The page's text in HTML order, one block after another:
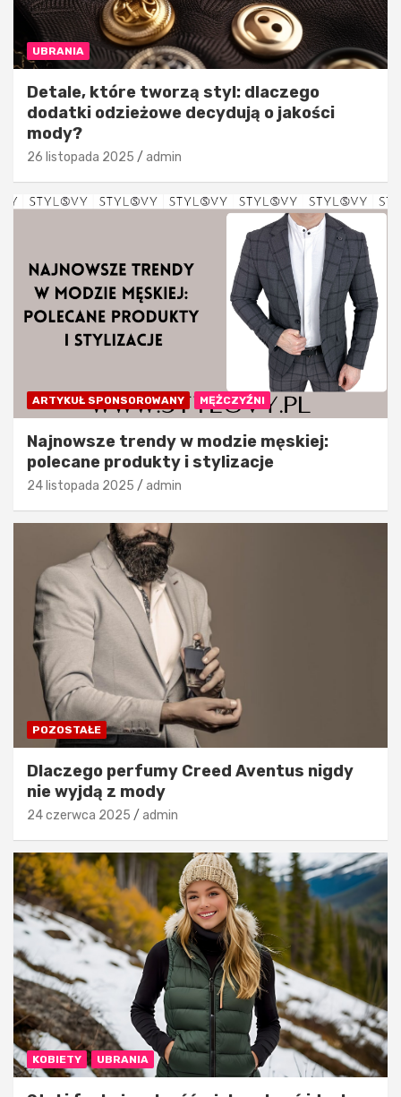
UBRANIA
Detale, które tworzą styl: dlaczego
dodatki odzieżowe decydują o jakości
mody?
26 listopada 2025 admin
ARTYKUŁ SPONSOROWANY MĘŻCZYŹNI
Najnowsze trendy w modzie męskiej:
polecane produkty i stylizacje
24 listopada 2025 admin
POZOSTAŁE
Dlaczego perfumy Creed Aventus nigdy
nie wyjdą z mody
24 czerwca 2025 admin
KOBIETY UBRANIA